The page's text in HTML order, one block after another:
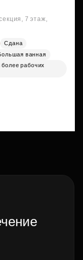
7 этаж,
Сдана
ванная
рабочих